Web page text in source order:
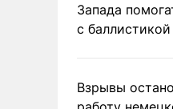
Запада
с баллистикой
Взрывы